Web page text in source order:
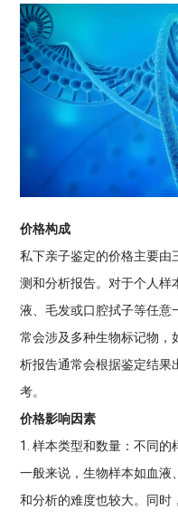
价格构成
私下亲子鉴定的价格主要由
测和分析报告。对于个人样
液、毛发或口腔拭子等任意
常会涉及多种生物标记物，
析报告通常会根据鉴定结果
考。
价格影响因素
1. 样本类型和数量：不同的
一般来说，生物样本如血液
和分析的难度也较大。同时